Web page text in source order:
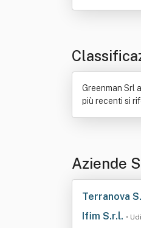
Greenman Srl
più recenti si
Aziende
Terranova
Ifim S.r.l. •